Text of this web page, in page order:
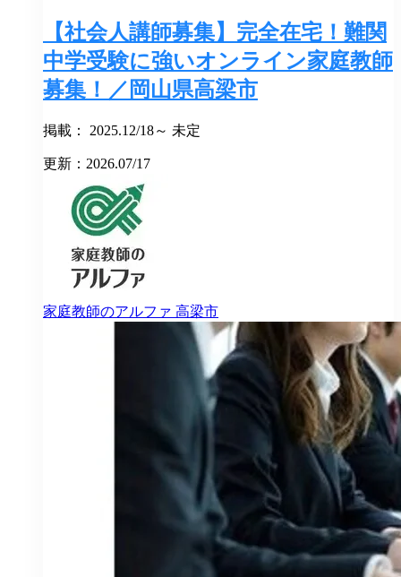
【社会人講師募集】完全在宅！難関
中学受験に強いオンライン家庭教師
募集！／岡山県高梁市
掲載： 2025.12/18～ 未定
更新：2026.07/17
家庭教師のアルファ 高梁市